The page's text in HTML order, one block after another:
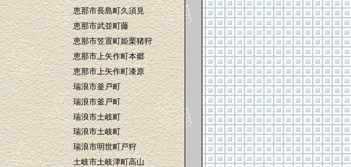
恵那市長島町久須見
恵那市武並町藤
恵那市笠置町姫栗猪狩
恵那市上矢作町本郷
恵那市上矢作町漆原
瑞浪市釜戸町
瑞浪市釜戸町
瑞浪市土岐町
瑞浪市土岐町
瑞浪市明世町戸狩
土岐市土岐津町高山